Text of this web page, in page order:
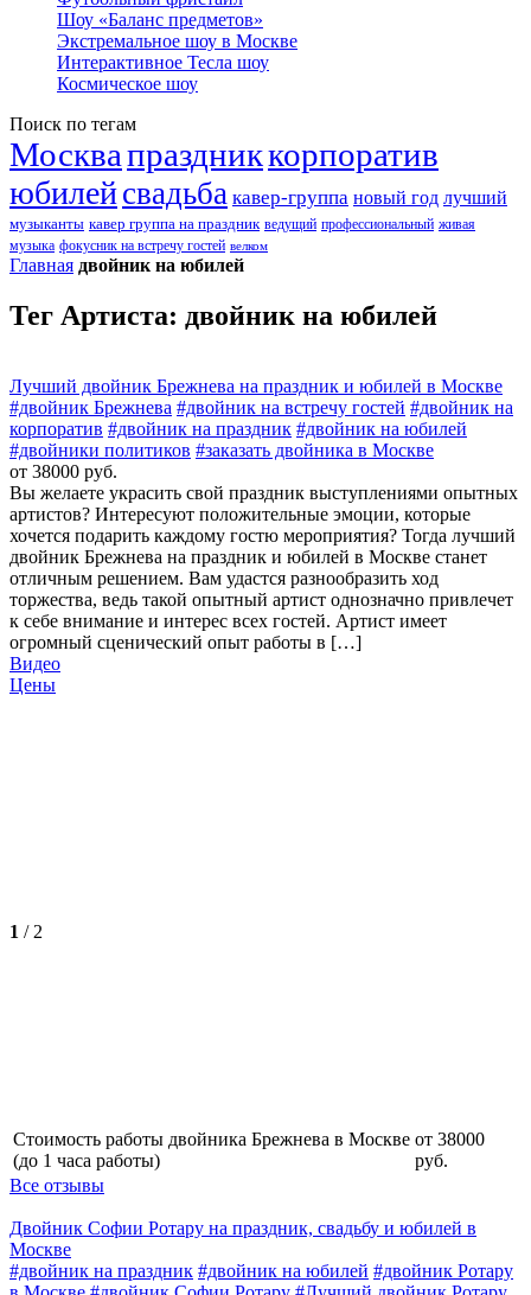
Шоу «Баланс предметов»
Экстремальное шоу в Москве
Интерактивное Тесла шоу
Космическое шоу
Поиск по тегам
Москвапраздниккорпоратив
юбилейсвадьба кавер-группа новый год лучший
музыканты кавер группа на праздник ведущий профессиональный живая
музыка фокусник на встречу гостей велком
Главная двойник на юбилей
Тег Артиста: двойник на юбилей
Лучший двойник Брежнева на праздник и юбилей в Москве
#двойник Брежнева #двойник на встречу гостей #двойник на
корпоратив #двойник на праздник #двойник на юбилей
#двойники политиков #заказать двойника в Москве
от 38000 руб.
Вы желаете украсить свой праздник выступлениями опытных
артистов? Интересуют положительные эмоции, которые
хочется подарить каждому гостю мероприятия? Тогда лучший
двойник Брежнева на праздник и юбилей в Москве станет
отличным решением. Вам удастся разнообразить ход
торжества, ведь такой опытный артист однозначно привлечет
к себе внимание и интерес всех гостей. Артист имеет
огромный сценический опыт работы в […]
Видео
Цены
1 /2
Стоимость работы двойника Брежнева в Москве
(до 1 часа работы)
от 38000
руб.
Все отзывы
Двойник Софии Ротару на праздник, свадьбу и юбилей в
Москве
#двойник на праздник #двойник на юбилей #двойник Ротару